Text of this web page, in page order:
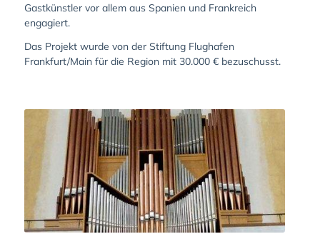
Gastkünstler vor allem aus Spanien und Frankreich
engagiert.
Das Projekt wurde von der Stiftung Flughafen
Frankfurt/Main für die Region mit 30.000 € bezuschusst.